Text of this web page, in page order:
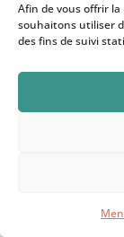
Afin de vous offrir
souhaitons utiliser
des fins de suivi